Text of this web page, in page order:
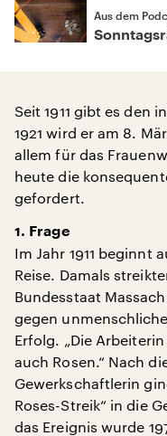
Aus dem
Seit 1911 gibt es den
1921 wird er am 8.
allem für das
heute die
gefordert.
1. Frage
Im Jahr 1911 beginnt
Reise. Damals
Bundesstaat
gegen
Erfolg. „Die
auch Rosen.“ Nach
Gewerkschaftlerin
Roses-Streik“ in die
das Ereignis wurde